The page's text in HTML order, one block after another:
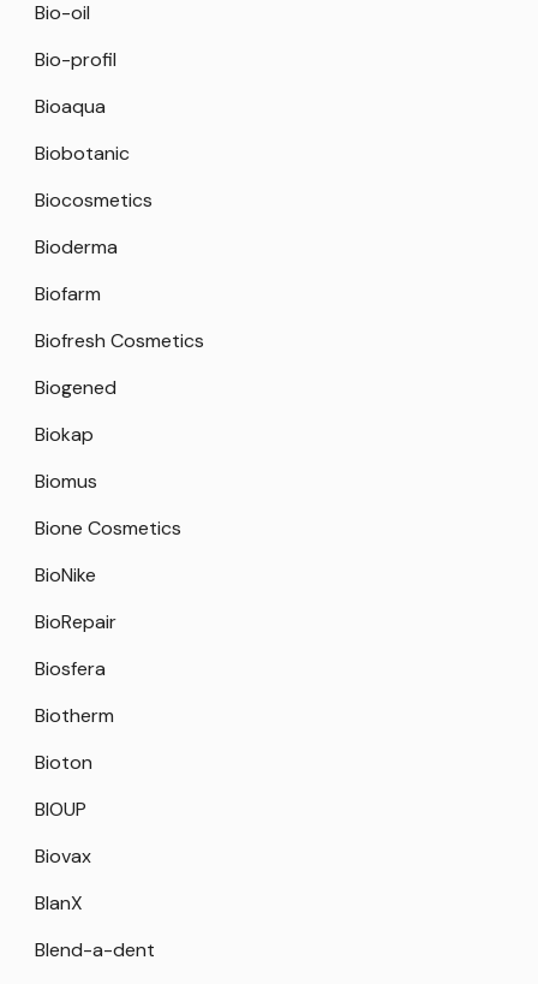
Bio-oil
Bio-profil
Bioaqua
Biobotanic
Biocosmetics
Bioderma
Biofarm
Biofresh Cosmetics
Biogened
Biokap
Biomus
Bione Cosmetics
BioNike
BioRepair
Biosfera
Biotherm
Bioton
BIOUP
Biovax
BlanX
Blend-a-dent